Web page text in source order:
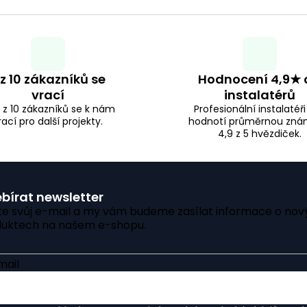
k
ů
á
a
c
í
v
y
10 zákazníků se
vrací
z 10 zákazníků se k nám
pro další projekty.
Hodnocení 4,9★
instalatérů
Profesionální
hodnotí průměrnou
4,9 z 5 hvězdiček.
newsletter
svůj e-mail a my vám budeme zasílat informace o
na našem e-shopu.